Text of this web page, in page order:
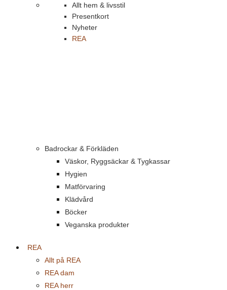
Allt hem & livsstil
Presentkort
Nyheter
REA
Badrockar & Förkläden
Väskor, Ryggsäckar & Tygkassar
Hygien
Matförvaring
Klädvård
Böcker
Veganska produkter
REA
Allt på REA
REA dam
REA herr